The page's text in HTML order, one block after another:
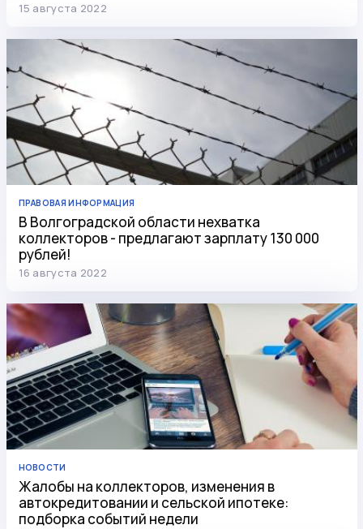
15 августа 2022
ПРАВОВАЯ ИНФОРМАЦИЯ
В Волгоградской области нехватка
коллекторов - предлагают зарплату 130 000
рублей!
16 августа 2022
НОВОСТИ
Жалобы на коллекторов, изменения в
автокредитовании и сельской ипотеке:
подборка событий недели